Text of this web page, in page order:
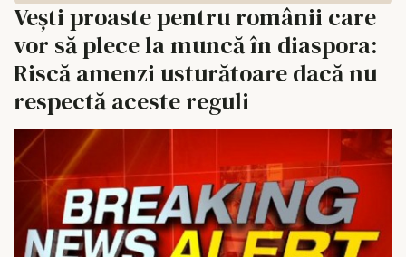
Vești proaste pentru românii care
vor să plece la muncă în diaspora:
Riscă amenzi usturătoare dacă nu
respectă aceste reguli